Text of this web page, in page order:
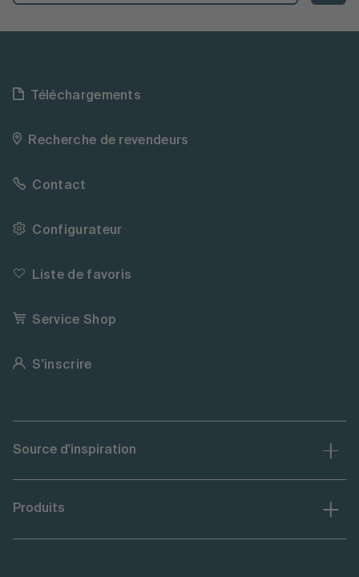
Téléchargements
Recherche de revendeurs
Contact
Configurateur
Liste de favoris
Service Shop
S'inscrire
Source d'inspiration
Produits